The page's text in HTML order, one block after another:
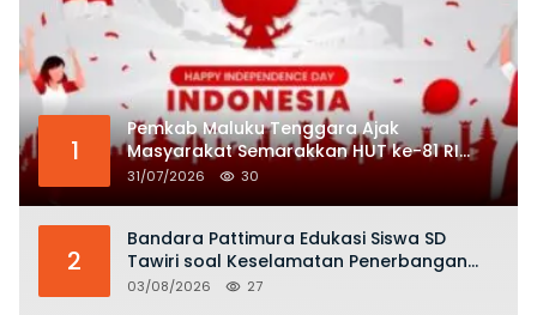
1
Pemkab Maluku Tenggara Ajak
Masyarakat Semarakkan HUT ke-81 RI
dengan Semangat Nasionalisme
31/07/2026 30
2
Bandara Pattimura Edukasi Siswa SD
Tawiri soal Keselamatan Penerbangan
dan Bahaya Bermain Layang-layang di
03/08/2026 27